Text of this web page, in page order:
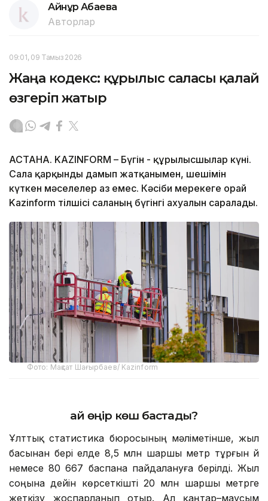
Айнұр Ақбаева
Авторлар
09:01, 09 Тамыз 2026
Жаңа кодекс: құрылыс саласы қалай
өзгеріп жатыр
АСТАНА. KAZINFORM – Бүгін - құрылысшылар күні.
Сала қарқынды дамып жатқанымен, шешімін
күткен мәселелер аз емес. Кәсіби мерекеге орай
Kazinform тілшісі саланың бүгінгі ахуалын саралады.
Фото: Мақсат Шағырбаев/ Kazinform
Қай өңір көш бастады?
Ұлттық статистика бюросының мәліметінше, жыл
басынан бері елде 8,5 млн шаршы метр тұрғын үй
немесе 80 667 баспана пайдалануға берілді. Жыл
соңына дейін көрсеткішті 20 млн шаршы метрге
жеткізу жоспарланып отыр. Ал қаңтар–маусым